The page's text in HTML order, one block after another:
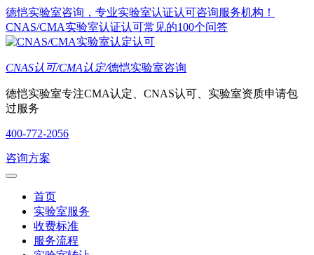
德恺实验室咨询，专业实验室认证认可咨询服务机构！
CNAS/CMA实验室认证认可常见的100个问答
CNAS认可/CMA认定/德恺实验室咨询
德恺实验室专注CMA认定、CNAS认可、实验室资质申请包
过服务
400-772-2056
咨询方案
首页
实验室服务
收费标准
服务流程